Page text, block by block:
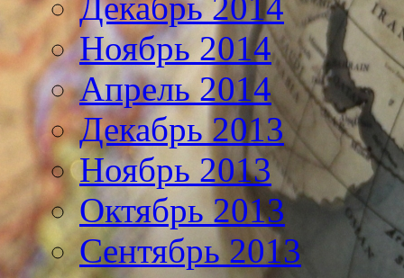
Декабрь 2014
Ноябрь 2014
Апрель 2014
Декабрь 2013
Ноябрь 2013
Октябрь 2013
Сентябрь 2013